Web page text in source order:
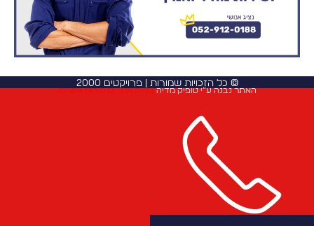
© כל הזכויות שמורות | פרויקטים 2000
האתר נבנה ע”י טופיק מדיהבניית אתרים קידום אתרים